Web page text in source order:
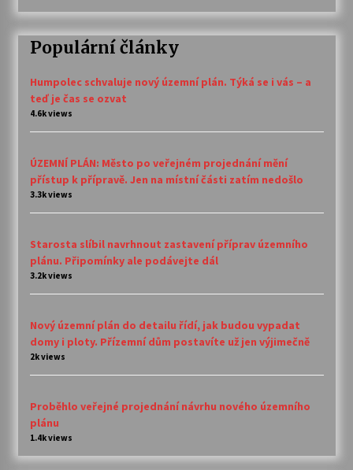
Populární články
Humpolec schvaluje nový územní plán. Týká se i vás – a
teď je čas se ozvat
4.6k views
ÚZEMNÍ PLÁN: Město po veřejném projednání mění
přístup k přípravě. Jen na místní části zatím nedošlo
3.3k views
Starosta slíbil navrhnout zastavení příprav územního
plánu. Připomínky ale podávejte dál
3.2k views
Nový územní plán do detailu řídí, jak budou vypadat
domy i ploty. Přízemní dům postavíte už jen výjimečně
2k views
Proběhlo veřejné projednání návrhu nového územního
plánu
1.4k views